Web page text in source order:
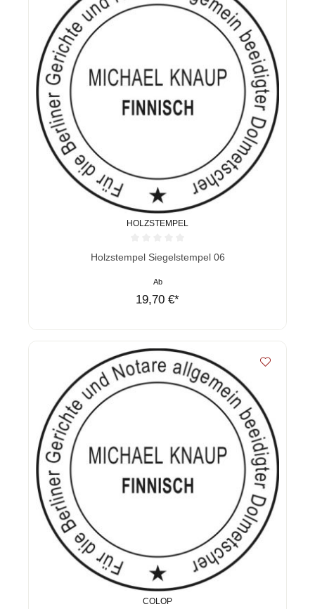
HOLZSTEMPEL
Durchschnittliche Bewertung von 0 von 5 Sternen
Holzstempel Siegelstempel 06
Ab
19,70 €*
COLOP